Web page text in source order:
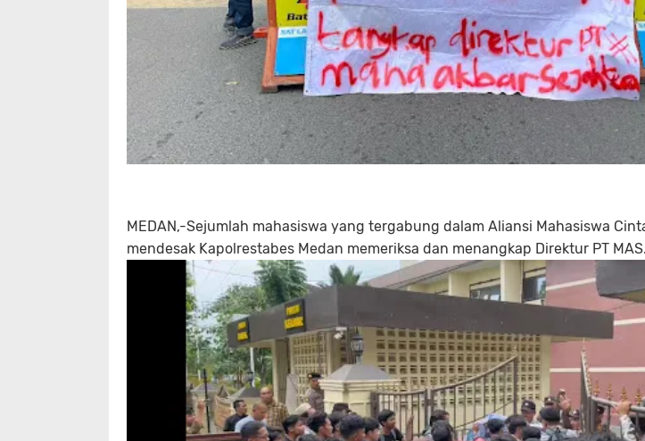
MEDAN,-Sejumlah mahasiswa yang tergabung dalam Aliansi Mahasiswa
mendesak Kapolrestabes Medan memeriksa dan menangkap Direktur PT MAS.